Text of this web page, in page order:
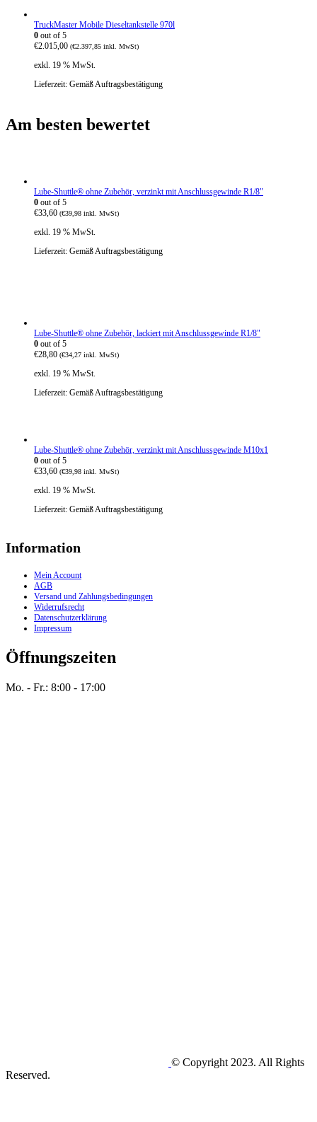
TruckMaster Mobile Dieseltankstelle 970l
0 out of 5
€2.015,00 (€2.397,85 inkl. MwSt)
exkl. 19 % MwSt.
Lieferzeit: Gemäß Auftragsbestätigung
Am besten bewertet
Lube-Shuttle® ohne Zubehör, verzinkt mit Anschlussgewinde R1/8"
0 out of 5
€33,60 (€39,98 inkl. MwSt)
exkl. 19 % MwSt.
Lieferzeit: Gemäß Auftragsbestätigung
Lube-Shuttle® ohne Zubehör, lackiert mit Anschlussgewinde R1/8"
0 out of 5
€28,80 (€34,27 inkl. MwSt)
exkl. 19 % MwSt.
Lieferzeit: Gemäß Auftragsbestätigung
Lube-Shuttle® ohne Zubehör, verzinkt mit Anschlussgewinde M10x1
0 out of 5
€33,60 (€39,98 inkl. MwSt)
exkl. 19 % MwSt.
Lieferzeit: Gemäß Auftragsbestätigung
Information
Mein Account
AGB
Versand und Zahlungsbedingungen
Widerrufsrecht
Datenschutzerklärung
Impressum
Öffnungszeiten
Mo. - Fr.: 8:00 - 17:00
© Copyright 2023. All Rights
Reserved.